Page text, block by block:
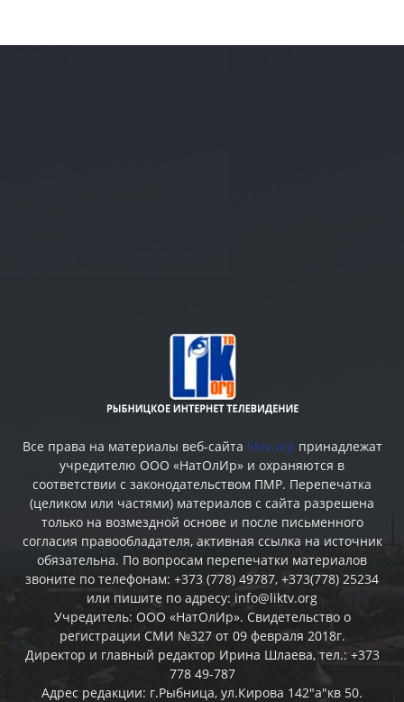
Все права на материалы веб-сайта liktv.org принадлежат
учредителю ООО «НатОлИр» и охраняются в
соответствии с законодательством ПМР. Перепечатка
(целиком или частями) материалов c сайта разрешена
только на возмездной основе и после письменного
согласия правообладателя, активная ссылка на источник
обязательна. По вопросам перепечатки материалов
звоните по телефонам: +373 (778) 49787, +373(778) 25234
или пишите по адресу: info@liktv.org
Учредитель: ООО «НатОлИр». Свидетельство о
регистрации СМИ №327 от 09 февраля 2018г.
Директор и главный редактор Ирина Шлаева, тел.: +373
778 49-787
Адрес редакции: г.Рыбница, ул.Кирова 142"а"кв 50.